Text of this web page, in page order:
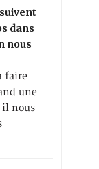
dans
nous
faire
une
il nous